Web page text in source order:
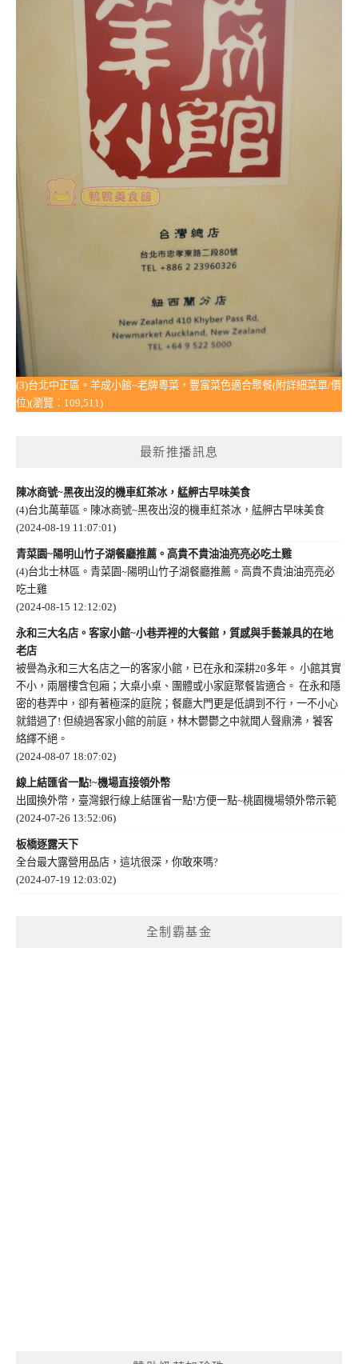
(3)台北中正區。羊成小館~老牌粵菜，豐富菜色適合聚餐(附詳細菜單/價
位)(瀏覽：109,511)
最新推播訊息
陳冰商號~黑夜出沒的機車紅茶冰，艋舺古早味美食
(4)台北萬華區。陳冰商號~黑夜出沒的機車紅茶冰，艋舺古早味美食
(2024-08-19 11:07:01)
青菜園~陽明山竹子湖餐廳推薦。高貴不貴油油亮亮必吃土雞
(4)台北士林區。青菜園~陽明山竹子湖餐廳推薦。高貴不貴油油亮亮必
吃土雞
(2024-08-15 12:12:02)
永和三大名店。客家小館~小巷弄裡的大餐館，質感與手藝兼具的在地
老店
被譽為永和三大名店之一的客家小館，已在永和深耕20多年。 小館其實
不小，兩層樓含包廂；大桌小桌、團體或小家庭聚餐皆適合。 在永和隱
密的巷弄中，卻有著極深的庭院；餐廳大門更是低調到不行，一不小心
就錯過了! 但繞過客家小館的前庭，林木鬱鬱之中就聞人聲鼎沸，饕客
絡繹不絕。
(2024-08-07 18:07:02)
線上結匯省一點!~機場直接領外幣
出國換外幣，臺灣銀行線上結匯省一點!方便一點~桃園機場領外幣示範
(2024-07-26 13:52:06)
板橋逐露天下
全台最大露營用品店，這坑很深，你敢來嗎?
(2024-07-19 12:03:02)
全制霸基金